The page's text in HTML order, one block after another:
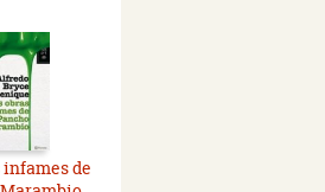
infames de